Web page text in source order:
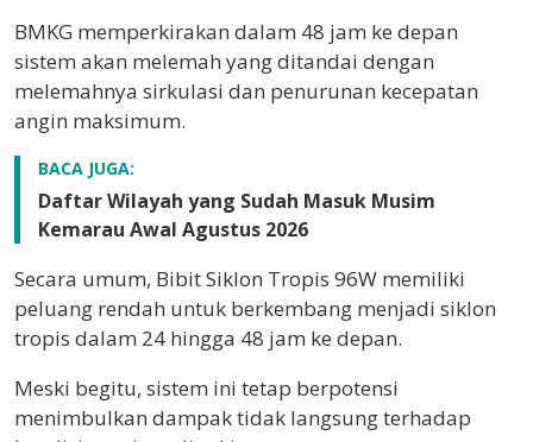
BMKG memperkirakan dalam 48 jam ke depan
sistem akan melemah yang ditandai dengan
melemahnya sirkulasi dan penurunan kecepatan
angin maksimum.
BACA JUGA:
Daftar Wilayah yang Sudah Masuk Musim
Kemarau Awal Agustus 2026
Secara umum, Bibit Siklon Tropis 96W memiliki
peluang rendah untuk berkembang menjadi siklon
tropis dalam 24 hingga 48 jam ke depan.
Meski begitu, sistem ini tetap berpotensi
menimbulkan dampak tidak langsung terhadap